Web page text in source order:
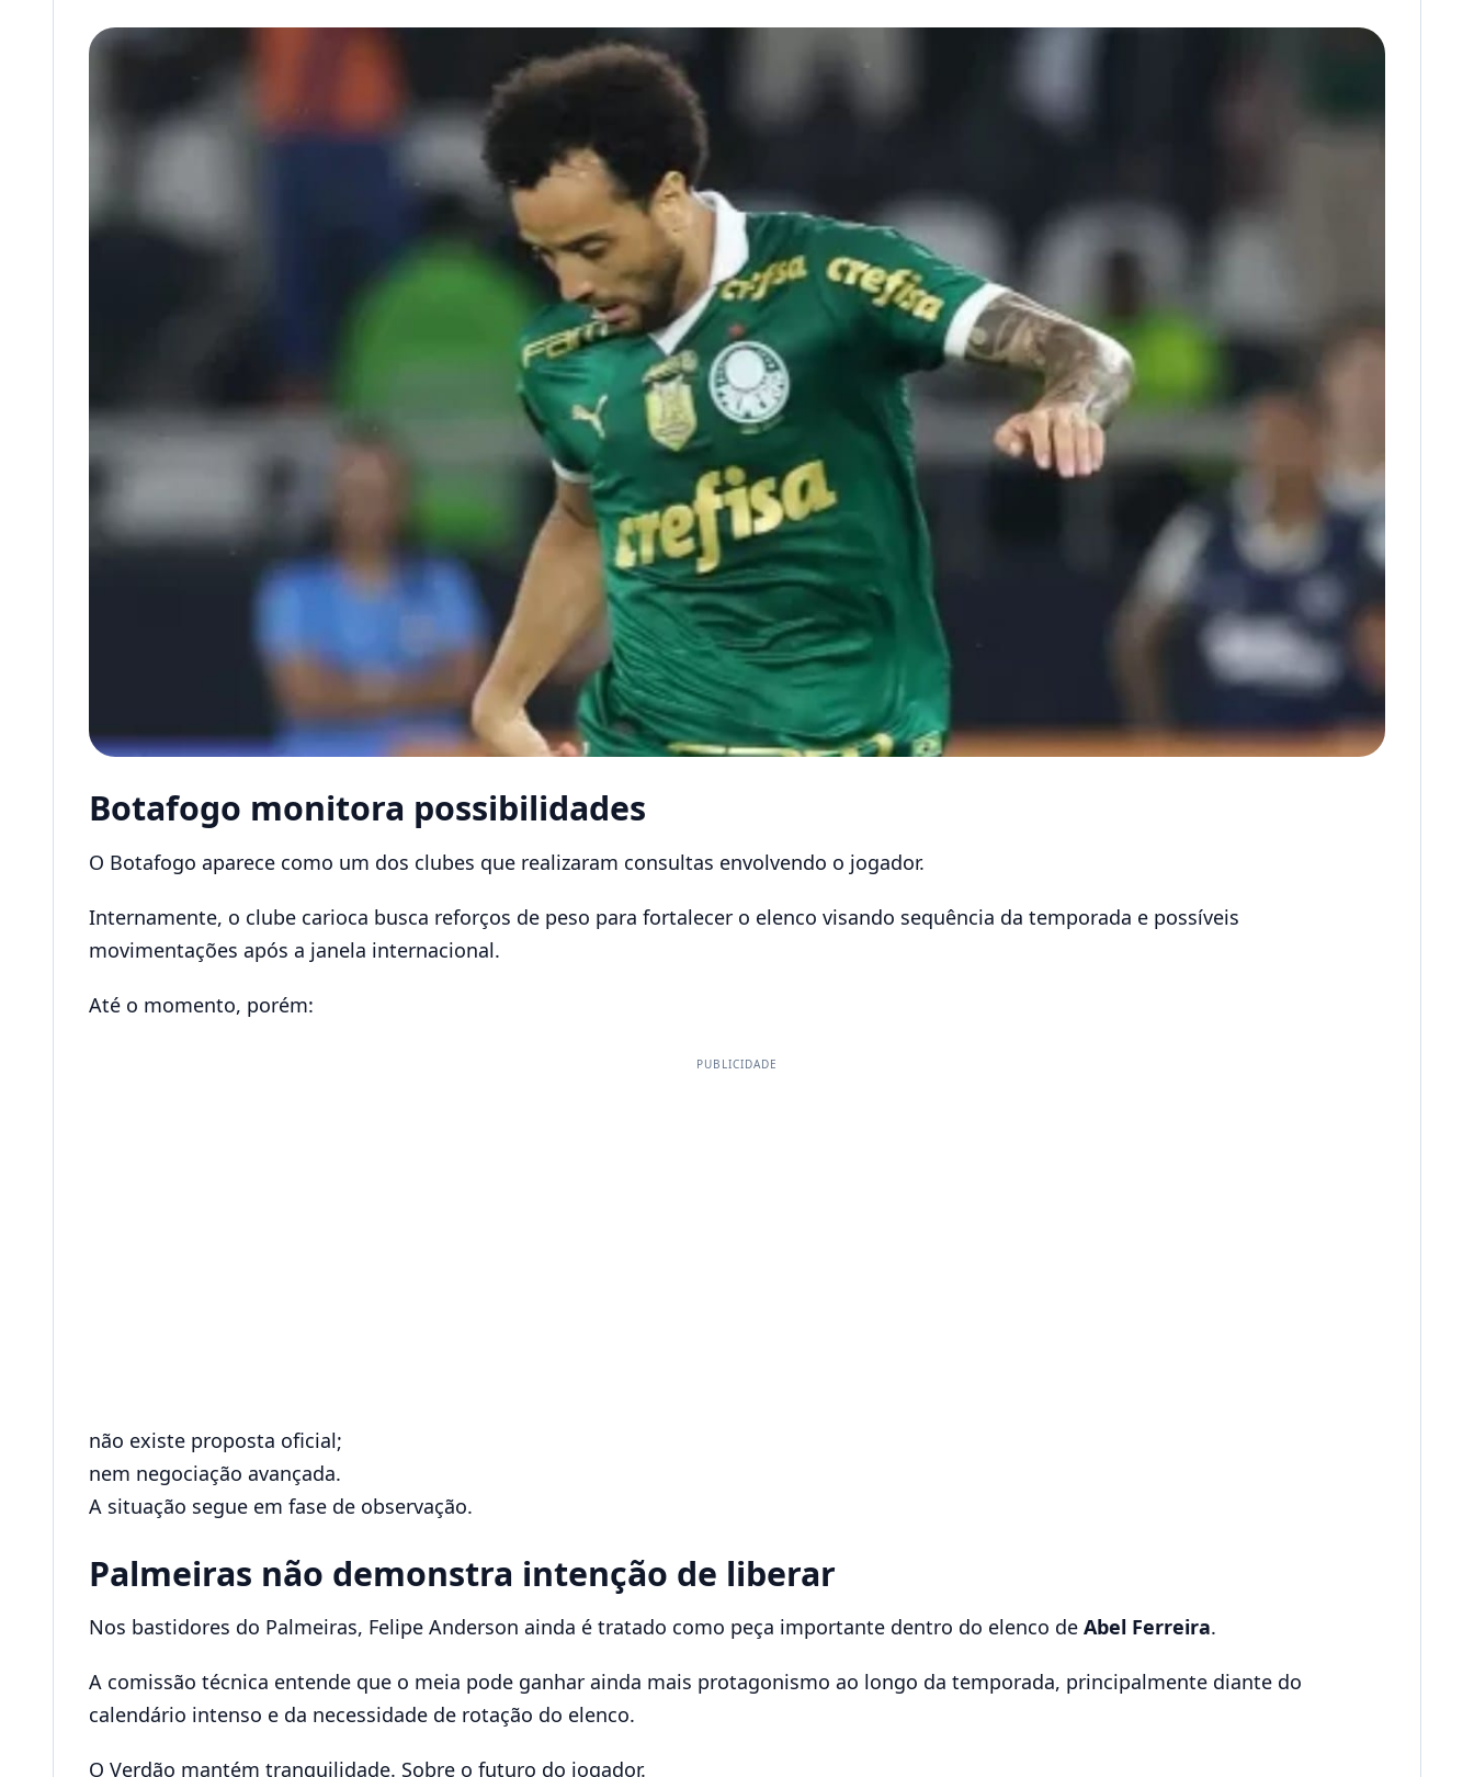
Botafogo monitora possibilidades
O Botafogo aparece como um dos clubes que realizaram consultas envolvendo o jogador.
Internamente, o clube carioca busca reforços de peso para fortalecer o elenco visando sequência da temporada e possíveis
movimentações após a janela internacional.
Até o momento, porém:
PUBLICIDADE
não existe proposta oficial;
nem negociação avançada.
A situação segue em fase de observação.
Palmeiras não demonstra intenção de liberar
Nos bastidores do Palmeiras, Felipe Anderson ainda é tratado como peça importante dentro do elenco de Abel Ferreira.
A comissão técnica entende que o meia pode ganhar ainda mais protagonismo ao longo da temporada, principalmente diante do
calendário intenso e da necessidade de rotação do elenco.
O Verdão mantém tranquilidade. Sobre o futuro do jogador.